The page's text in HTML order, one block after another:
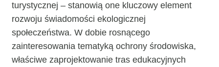
turystycznej – stanowią one kluczowy element
rozwoju świadomości ekologicznej
społeczeństwa. W dobie rosnącego
zainteresowania tematyką ochrony środowiska,
właściwe zaprojektowanie tras edukacyjnych